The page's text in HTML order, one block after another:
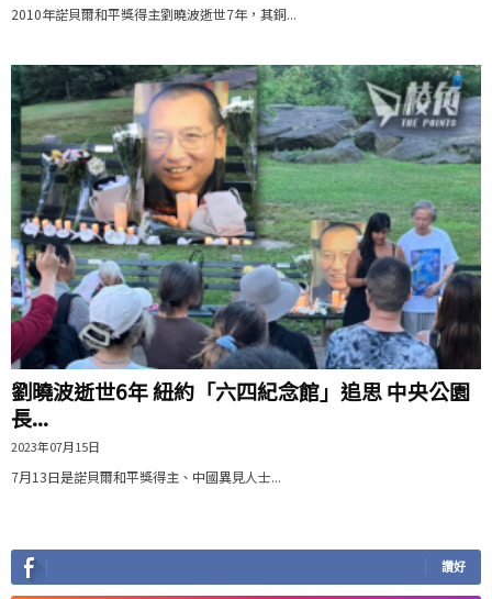
2010年諾貝爾和平獎得主劉曉波逝世7年，其銅...
劉曉波逝世6年 紐約「六四紀念館」追思 中央公園
長...
2023年07月15日
7月13日是諾貝爾和平獎得主、中國異見人士...
讚好